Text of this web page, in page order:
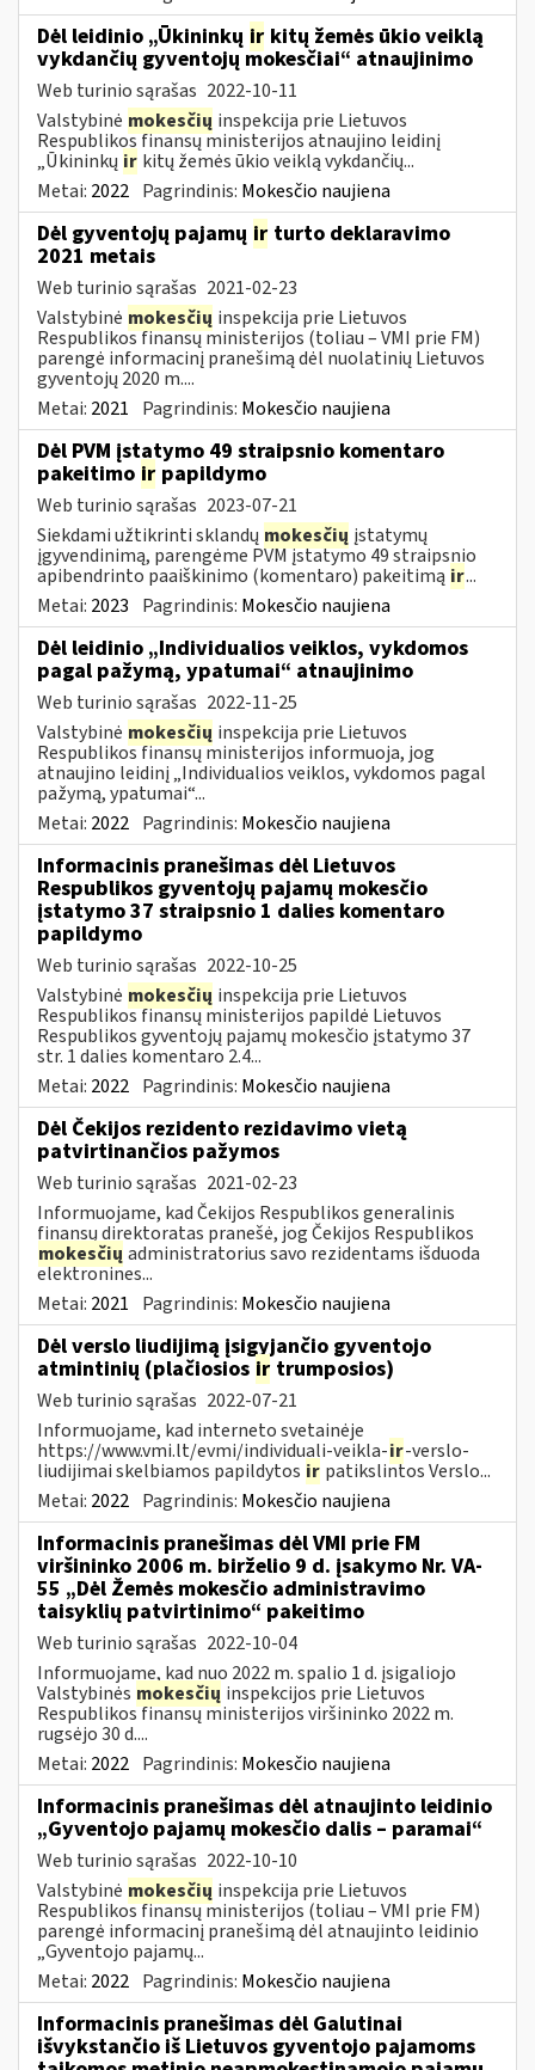
Dėl leidinio „Ūkininkų ir kitų žemės ūkio veiklą
vykdančių gyventojų mokesčiai“ atnaujinimo
Web turinio sąrašas 2022-10-11
Valstybinė mokesčių inspekcija prie Lietuvos
Respublikos finansų ministerijos atnaujino leidinį
„Ūkininkų ir kitų žemės ūkio veiklą vykdančių...
Metai: 2022 Pagrindinis: Mokesčio naujiena
Dėl gyventojų pajamų ir turto deklaravimo
2021 metais
Web turinio sąrašas 2021-02-23
Valstybinė mokesčių inspekcija prie Lietuvos
Respublikos finansų ministerijos (toliau – VMI prie FM)
parengė informacinį pranešimą dėl nuolatinių Lietuvos
gyventojų 2020 m....
Metai: 2021 Pagrindinis: Mokesčio naujiena
Dėl PVM įstatymo 49 straipsnio komentaro
pakeitimo ir papildymo
Web turinio sąrašas 2023-07-21
Siekdami užtikrinti sklandų mokesčių įstatymų
įgyvendinimą, parengėme PVM įstatymo 49 straipsnio
apibendrinto paaiškinimo (komentaro) pakeitimą ir...
Metai: 2023 Pagrindinis: Mokesčio naujiena
Dėl leidinio „Individualios veiklos, vykdomos
pagal pažymą, ypatumai“ atnaujinimo
Web turinio sąrašas 2022-11-25
Valstybinė mokesčių inspekcija prie Lietuvos
Respublikos finansų ministerijos informuoja, jog
atnaujino leidinį „Individualios veiklos, vykdomos pagal
pažymą, ypatumai“...
Metai: 2022 Pagrindinis: Mokesčio naujiena
Informacinis pranešimas dėl Lietuvos
Respublikos gyventojų pajamų mokesčio
įstatymo 37 straipsnio 1 dalies komentaro
papildymo
Web turinio sąrašas 2022-10-25
Valstybinė mokesčių inspekcija prie Lietuvos
Respublikos finansų ministerijos papildė Lietuvos
Respublikos gyventojų pajamų mokesčio įstatymo 37
str. 1 dalies komentaro 2.4...
Metai: 2022 Pagrindinis: Mokesčio naujiena
Dėl Čekijos rezidento rezidavimo vietą
patvirtinančios pažymos
Web turinio sąrašas 2021-02-23
Informuojame, kad Čekijos Respublikos generalinis
finansų direktoratas pranešė, jog Čekijos Respublikos
mokesčių administratorius savo rezidentams išduoda
elektronines...
Metai: 2021 Pagrindinis: Mokesčio naujiena
Dėl verslo liudijimą įsigyjančio gyventojo
atmintinių (plačiosios ir trumposios)
Web turinio sąrašas 2022-07-21
Informuojame, kad interneto svetainėje
https://www.vmi.lt/evmi/individuali-veikla-ir-verslo-
liudijimai skelbiamos papildytos ir patikslintos Verslo...
Metai: 2022 Pagrindinis: Mokesčio naujiena
Informacinis pranešimas dėl VMI prie FM
viršininko 2006 m. birželio 9 d. įsakymo Nr. VA-
55 „Dėl Žemės mokesčio administravimo
taisyklių patvirtinimo“ pakeitimo
Web turinio sąrašas 2022-10-04
Informuojame, kad nuo 2022 m. spalio 1 d. įsigaliojo
Valstybinės mokesčių inspekcijos prie Lietuvos
Respublikos finansų ministerijos viršininko 2022 m.
rugsėjo 30 d....
Metai: 2022 Pagrindinis: Mokesčio naujiena
Informacinis pranešimas dėl atnaujinto leidinio
„Gyventojo pajamų mokesčio dalis – paramai“
Web turinio sąrašas 2022-10-10
Valstybinė mokesčių inspekcija prie Lietuvos
Respublikos finansų ministerijos (toliau – VMI prie FM)
parengė informacinį pranešimą dėl atnaujinto leidinio
„Gyventojo pajamų...
Metai: 2022 Pagrindinis: Mokesčio naujiena
Informacinis pranešimas dėl Galutinai
išvykstančio iš Lietuvos gyventojo pajamoms